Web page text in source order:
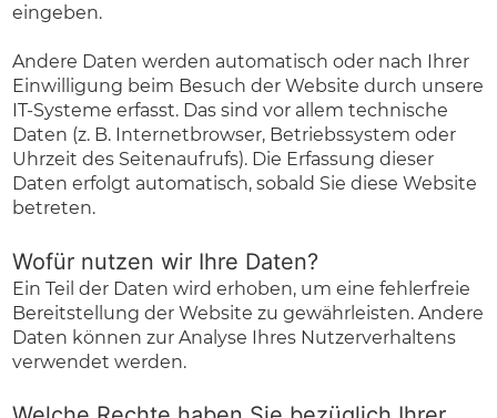
eingeben.
Andere Daten werden automatisch oder nach Ihrer
Einwilligung beim Besuch der Website durch unsere
IT-Systeme erfasst. Das sind vor allem technische
Daten (z. B. Internetbrowser, Betriebssystem oder
Uhrzeit des Seitenaufrufs). Die Erfassung dieser
Daten erfolgt automatisch, sobald Sie diese Website
betreten.
Wofür nutzen wir Ihre Daten?
Ein Teil der Daten wird erhoben, um eine fehlerfreie
Bereitstellung der Website zu gewährleisten. Andere
Daten können zur Analyse Ihres Nutzerverhaltens
verwendet werden.